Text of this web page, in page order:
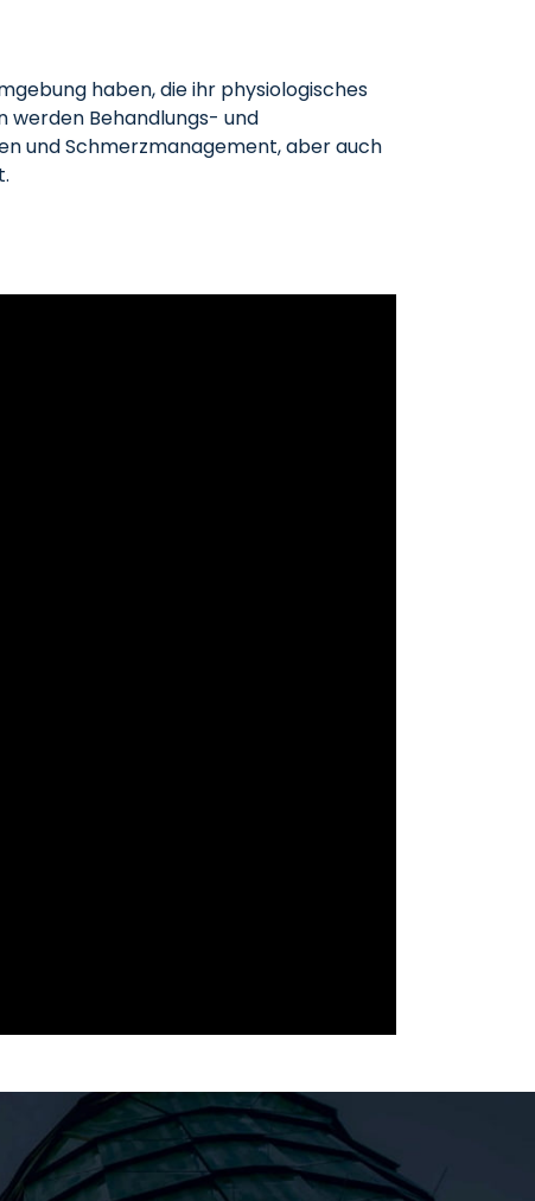
haben, die ihr physiologisches
werden Behandlungs- und
und Schmerzmanagement, aber auch